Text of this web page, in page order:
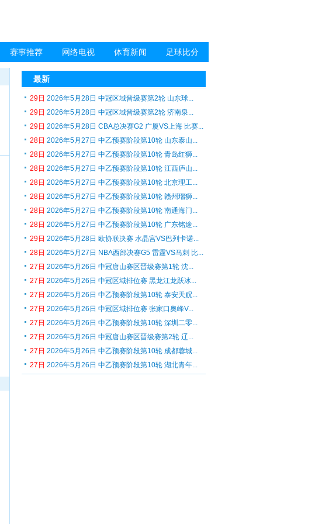
赛事推荐 网络电视 体育新闻 足球比分
最新
29日 2026年5月28日 中冠区域晋级赛第2轮 山东球...
29日 2026年5月28日 中冠区域晋级赛第2轮 济南泉...
29日 2026年5月28日 CBA总决赛G2 广厦VS上海 比赛...
28日 2026年5月27日 中乙预赛阶段第10轮 山东泰山...
28日 2026年5月27日 中乙预赛阶段第10轮 青岛红狮...
28日 2026年5月27日 中乙预赛阶段第10轮 江西庐山...
28日 2026年5月27日 中乙预赛阶段第10轮 北京理工...
28日 2026年5月27日 中乙预赛阶段第10轮 赣州瑞狮...
28日 2026年5月27日 中乙预赛阶段第10轮 南通海门...
28日 2026年5月27日 中乙预赛阶段第10轮 广东铭途...
29日 2026年5月28日 欧协联决赛 水晶宫VS巴列卡诺...
28日 2026年5月27日 NBA西部决赛G5 雷霆VS马刺 比...
27日 2026年5月26日 中冠唐山赛区晋级赛第1轮 沈...
27日 2026年5月26日 中冠区域排位赛 黑龙江龙跃冰...
27日 2026年5月26日 中乙预赛阶段第10轮 泰安天贶...
27日 2026年5月26日 中冠区域排位赛 张家口奥峰V...
27日 2026年5月26日 中乙预赛阶段第10轮 深圳二零...
27日 2026年5月26日 中冠唐山赛区晋级赛第2轮 辽...
27日 2026年5月26日 中乙预赛阶段第10轮 成都蓉城...
27日 2026年5月26日 中乙预赛阶段第10轮 湖北青年...